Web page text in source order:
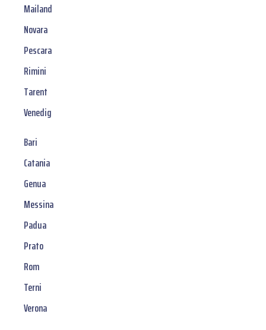
Mailand
Novara
Pescara
Rimini
Tarent
Venedig
Bari
Catania
Genua
Messina
Padua
Prato
Rom
Terni
Verona